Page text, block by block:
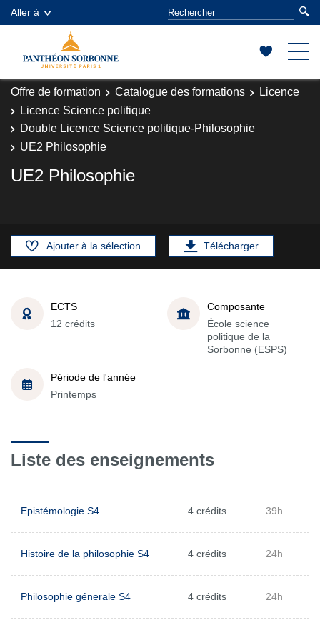
Aller à
Offre de formation Catalogue des formations
Licence
Licence Science politique
Double Licence Science politique-Philosophie
UE2 Philosophie
UE2 Philosophie
Ajouter à la sélection Télécharger
ECTS
12 crédits
Composante
École science
politique de la
Sorbonne (ESPS)
Période de l'année
Printemps
Liste des enseignements
Epistémologie S4 4 crédits 39h
Histoire de la philosophie S4 4 crédits 24h
Philosophie génerale S4 4 crédits 24h